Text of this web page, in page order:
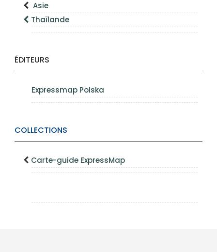
Asie
Thaïlande
ÉDITEURS
Expressmap Polska
COLLECTIONS
Carte-guide ExpressMap